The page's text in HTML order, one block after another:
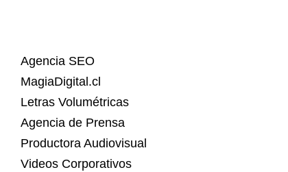
Agencia SEO
MagiaDigital.cl
Letras Volumétricas
Agencia de Prensa
Productora Audiovisual
Videos Corporativos